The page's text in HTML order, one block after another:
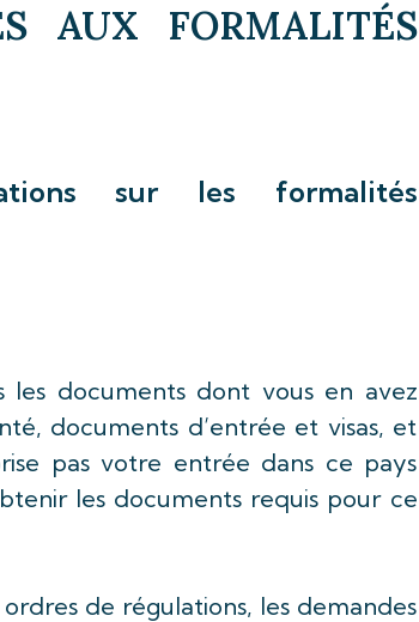
AUX FORMALITÉS
sur les formalités
les documents dont vous en avez
documents d’entrée et visas, et
pas votre entrée dans ce pays
les documents requis pour ce
de régulations, les demandes